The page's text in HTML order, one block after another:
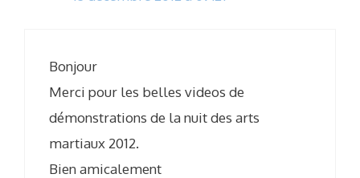
Bonjour
Merci pour les belles videos de
démonstrations de la nuit des arts
martiaux 2012.
Bien amicalement